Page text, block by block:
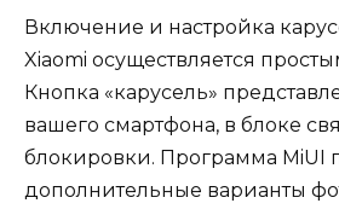
Включение и настройка
Xiaomi осуществляется
Кнопка «карусель»
вашего смартфона, в блоке
блокировки. Программа MiUI
дополнительные варианты